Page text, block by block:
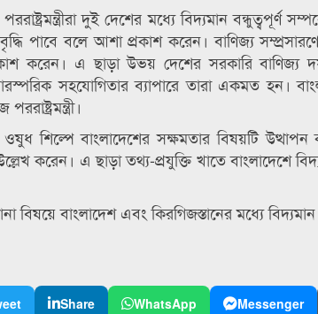
দুই দেশের মধ্যে বিদ্যমান বন্ধুত্বপূর্ণ
পাবে বলে আশা প্রকাশ করেন। বাণিজ্য
করেন। এ ছাড়া উভয় দেশের সরকারি বাণিজ্য
সহযোগিতার ব্যাপারে তারা একমত হন।
শিল্পে বাংলাদেশের সক্ষমতার বিষয়টি
করেন। এ ছাড়া তথ্য-প্রযুক্তি খাতে বাংলাদেশে
বিষয়ে বাংলাদেশ এবং কিরগিজস্তানের মধ্যে
Share WhatsApp Messenger